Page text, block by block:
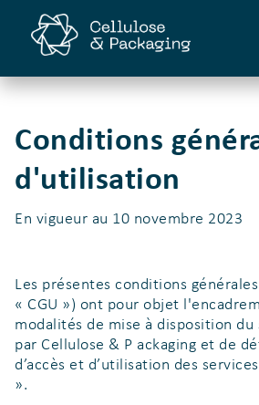
Conditions
d'utilisation
En vigueur au 10 novembre 2023
Les présentes conditions
« CGU ») ont pour objet
modalités de mise à disposition du
par Cellulose & P ackaging et de
d’accès et d’utilisation des
».